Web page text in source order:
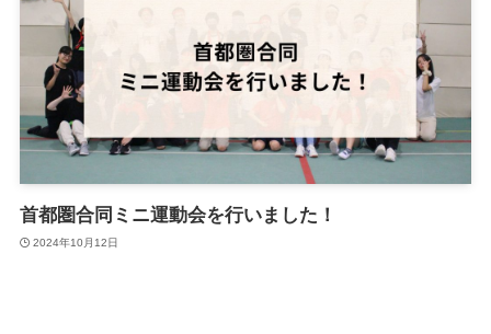
首都圏合同ミニ運動会を行いました！
2024年10月12日